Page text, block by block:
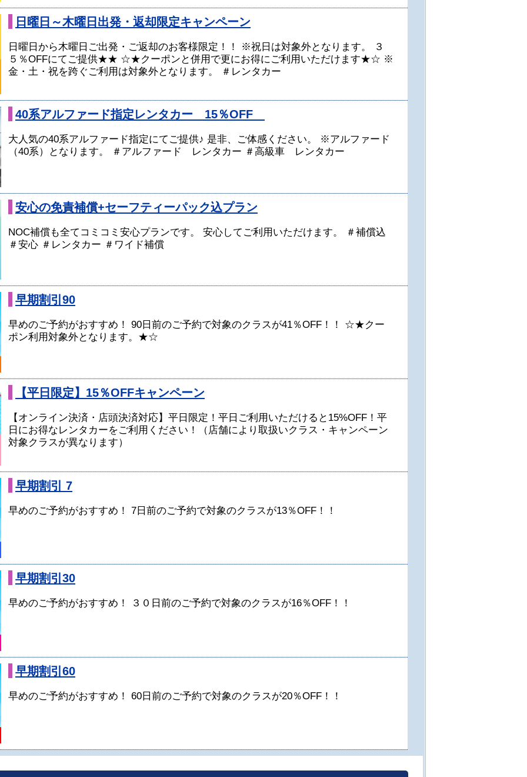
日曜日～木曜日出発・返却限定キャンペーン
日曜日から木曜日ご出発・ご返却のお客様限定！！ ※祝日は対象外となります。 ３
５％OFFにてご提供★★ ☆★クーポンと併用で更にお得にご利用いただけます★☆ ※
金・土・祝を跨ぐご利用は対象外となります。 ＃レンタカー
40系アルファード指定レンタカー 15％OFF
大人気の40系アルファード指定にてご提供♪ 是非、ご体感ください。 ※アルファード
（40系）となります。 ＃アルファード レンタカー ＃高級車 レンタカー
安心の免責補償+セーフティーパック込プラン
NOC補償も全てコミコミ安心プランです。 安心してご利用いただけます。 ＃補償込
＃安心 ＃レンタカー ＃ワイド補償
早期割引90
早めのご予約がおすすめ！ 90日前のご予約で対象のクラスが41％OFF！！ ☆★クー
ポン利用対象外となります。★☆
【平日限定】15％OFFキャンペーン
【オンライン決済・店頭決済対応】平日限定！平日ご利用いただけると15%OFF！平
日にお得なレンタカーをご利用ください！（店舗により取扱いクラス・キャンペーン
対象クラスが異なります）
早期割引 7
早めのご予約がおすすめ！ 7日前のご予約で対象のクラスが13％OFF！！
早期割引30
早めのご予約がおすすめ！ ３０日前のご予約で対象のクラスが16％OFF！！
早期割引60
早めのご予約がおすすめ！ 60日前のご予約で対象のクラスが20％OFF！！